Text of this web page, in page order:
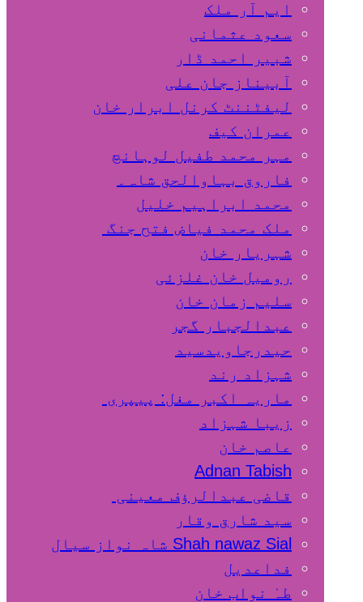
ایم آر ملک
سعود عثمانی
شبیر احمد ڈار
آبیناز جان علی
لیفٹننٹ کرنل ابرار خان
عمران کیف
مہر محمد طفیل لوہانچ
فاروق بہاوالحق شاہ۔
محمد ابراہیم خلیل
ملک محمد فیاض فتح جنگ
شہریار خان
رومیل خان غلزئی
سلیم زمان خان
عبدالجبار گجر
حیدرجاویدسید
شہزاد رند
ماریہ اکبر مغل: پیپری
زیبا شہزاد
عاصم خان
Adnan Tabish
قاضی عبدالرؤف معینی
سید شارق وقار
Shah nawaz Sial شاہ نواز سیال
فداعدیل
طہٰ نواب خان